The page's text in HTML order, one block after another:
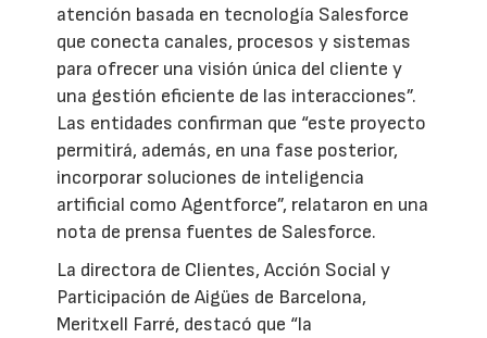
atención basada en tecnología Salesforce
que conecta canales, procesos y sistemas
para ofrecer una visión única del cliente y
una gestión eficiente de las interacciones”.
Las entidades confirman que “este proyecto
permitirá, además, en una fase posterior,
incorporar soluciones de inteligencia
artificial como Agentforce”, relataron en una
nota de prensa fuentes de Salesforce.
La directora de Clientes, Acción Social y
Participación de Aigües de Barcelona,
Meritxell Farré, destacó que “la